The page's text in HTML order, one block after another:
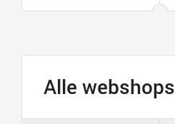
Alle webshops